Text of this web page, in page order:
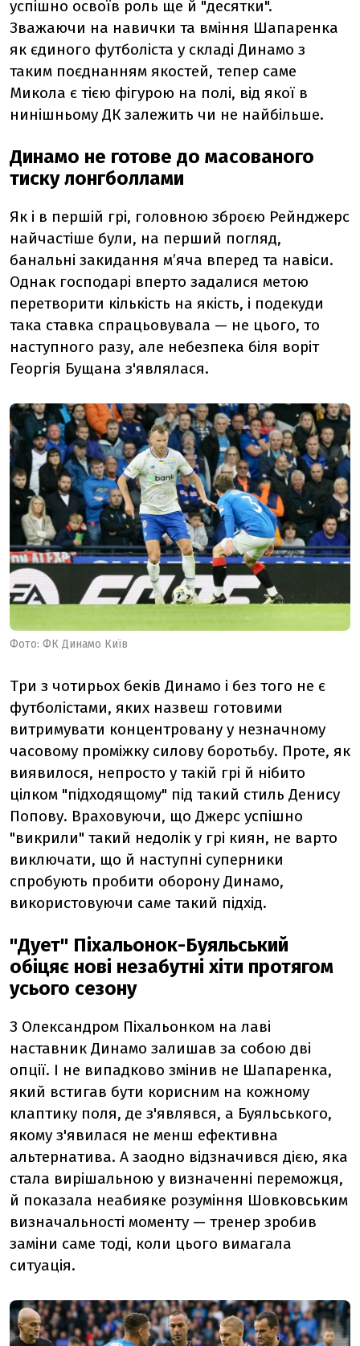
успішно освоїв роль ще й "десятки".
Зважаючи на навички та вміння Шапаренка
як єдиного футболіста у складі Динамо з
таким поєднанням якостей, тепер саме
Микола є тією фігурою на полі, від якої в
нинішньому ДК залежить чи не найбільше.
Динамо не готове до масованого
тиску лонгболлами
Як і в першій грі, головною зброєю Рейнджерс
найчастіше були, на перший погляд,
банальні закидання м’яча вперед та навіси.
Однак господарі вперто задалися метою
перетворити кількість на якість, і подекуди
така ставка спрацьовувала — не цього, то
наступного разу, але небезпека біля воріт
Георгія Бущана з'являлася.
Фото: ФК Динамо Київ
Три з чотирьох беків Динамо і без того не є
футболістами, яких назвеш готовими
витримувати концентровану у незначному
часовому проміжку силову боротьбу. Проте, як
виявилося, непросто у такій грі й нібито
цілком "підходящому" під такий стиль Денису
Попову. Враховуючи, що Джерс успішно
"викрили" такий недолік у грі киян, не варто
виключати, що й наступні суперники
спробують пробити оборону Динамо,
використовуючи саме такий підхід.
"Дует" Піхальонок-Буяльський
обіцяє нові незабутні хіти протягом
усього сезону
З Олександром Піхальонком на лаві
наставник Динамо залишав за собою дві
опції. І не випадково змінив не Шапаренка,
який встигав бути корисним на кожному
клаптику поля, де з'являвся, а Буяльського,
якому з'явилася не менш ефективна
альтернатива. А заодно відзначився дією, яка
стала вирішальною у визначенні переможця,
й показала неабияке розуміння Шовковським
визначальності моменту — тренер зробив
заміни саме тоді, коли цього вимагала
ситуація.